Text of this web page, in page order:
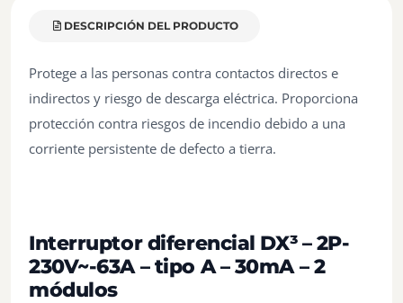
DESCRIPCIÓN DEL PRODUCTO
Protege a las personas contra contactos directos e
indirectos y riesgo de descarga eléctrica. Proporciona
protección contra riesgos de incendio debido a una
corriente persistente de defecto a tierra.
Interruptor diferencial DX³ – 2P-
230V~-63A – tipo A – 30mA – 2
módulos